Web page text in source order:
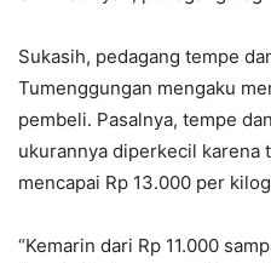
Sukasih, pedagang tempe
Tumenggungan mengaku
pembeli. Pasalnya, tempe
ukurannya diperkecil karena
mencapai Rp 13.000 per
“Kemarin dari Rp 11.000